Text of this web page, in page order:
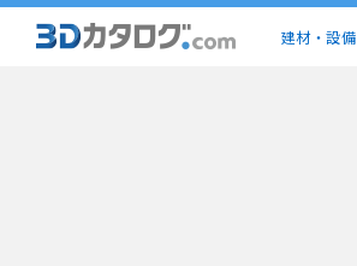
建材・設備